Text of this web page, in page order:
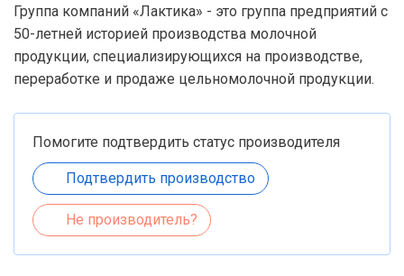
Группа компаний «Лактика» - это группа предприятий с
50-летней историей производства молочной
продукции, специализирующихся на производстве,
переработке и продаже цельномолочной продукции.
Помогите подтвердить статус производителя
Подтвердить производство
Не производитель?